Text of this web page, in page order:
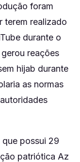
foram
terem realizado
durante o
reações
hijab durante
as normas
possui 29
patriótica Az